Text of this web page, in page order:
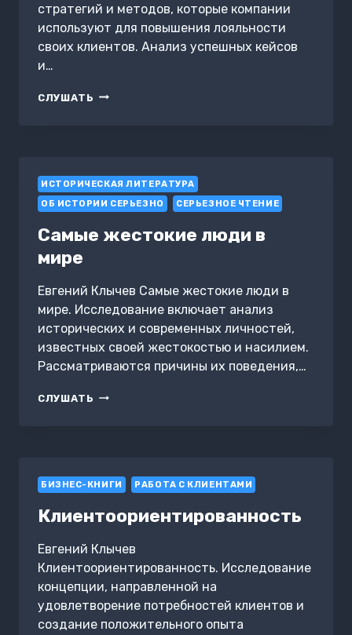
стратегий и методов, которые компании
используют для повышения лояльности
своих клиентов. Анализ успешных кейсов
и…
СЛУШАТЬ ПРИМЕРЫ
ИСТОРИЧЕСКАЯ ЛИТЕРАТУРА
ОБ ИСТОРИИ СЕРЬЕЗНО
СЕРЬЕЗНОЕ ЧТЕНИЕ
Самые жестокие люди в
мире
Евгений Клычев Самые жестокие люди в
мире. Исследование включает анализ
исторических и современных личностей,
известных своей жестокостью и насилием.
Рассматриваются причины их поведения,…
СЛУШАТЬ САМЫЕ
БИЗНЕС-КНИГИ РАБОТА С КЛИЕНТАМИ
Клиентоориентированность
Евгений Клычев
Клиентоориентированность. Исследование
концепции, направленной на
удовлетворение потребностей клиентов и
создание положительного опыта